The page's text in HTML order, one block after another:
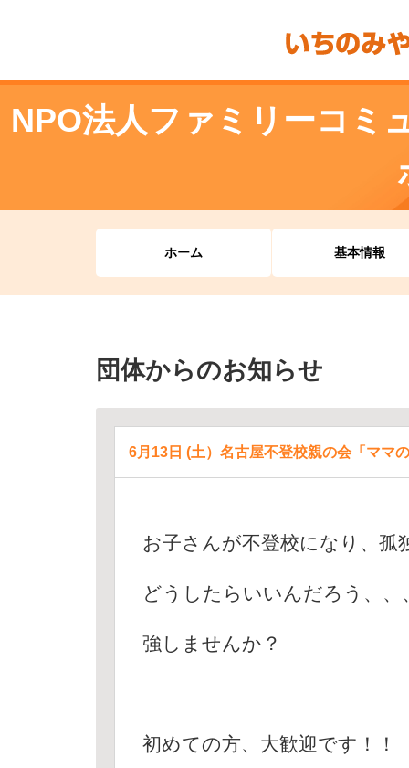
NPO法人ファミリーコ
ホーム 基本情報
団体からのお知らせ
6月13日 (土）名古屋不登校親の会「ママ
お子さんが不登校になり、
どうしたらいいんだろう、
強しませんか？
初めての方、大歓迎です！！